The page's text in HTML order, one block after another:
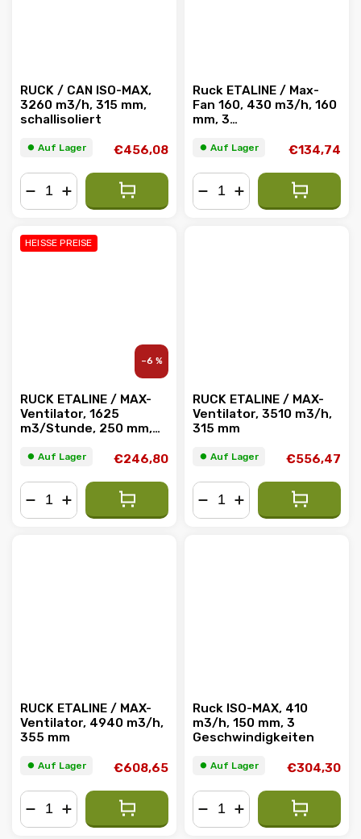
RUCK / CAN ISO-MAX,
3260 m3/h, 315 mm,
schallisoliert
⏺︎ Auf Lager €456,08
Ruck ETALINE / Max-
Fan 160, 430 m3/h, 160
mm, 3
W⏺︎ Auf Lager €134,74
HEISSE PREISE
–6 %
RUCK ETALINE / MAX-
Ventilator, 1625
m3/Stunde, 250 mm,
⏺︎ Auf Lager €246,80
RUCK ETALINE / MAX-
Ventilator, 3510 m3/h,
315 mm
⏺︎ Auf Lager €556,47
RUCK ETALINE / MAX-
Ventilator, 4940 m3/h,
355 mm
⏺︎ Auf Lager €608,65
Ruck ISO-MAX, 410
m3/h, 150 mm, 3
Geschwindigkeiten
⏺︎ Auf Lager €304,30